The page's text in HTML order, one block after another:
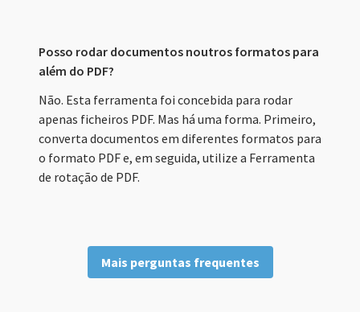
Posso rodar documentos noutros formatos para
além do PDF?
Não. Esta ferramenta foi concebida para rodar
apenas ficheiros PDF. Mas há uma forma. Primeiro,
converta documentos em diferentes formatos para
o formato PDF e, em seguida, utilize a Ferramenta
de rotação de PDF.
Mais perguntas frequentes